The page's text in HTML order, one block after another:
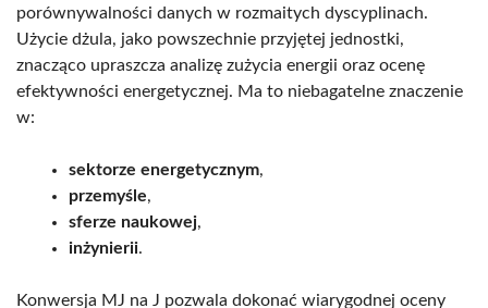
porównywalności danych w rozmaitych dyscyplinach.
Użycie dżula, jako powszechnie przyjętej jednostki,
znacząco upraszcza analizę zużycia energii oraz ocenę
efektywności energetycznej. Ma to niebagatelne znaczenie
w:
sektorze energetycznym,
przemyśle,
sferze naukowej,
inżynierii.
Konwersja MJ na J pozwala dokonać wiarygodnej oceny